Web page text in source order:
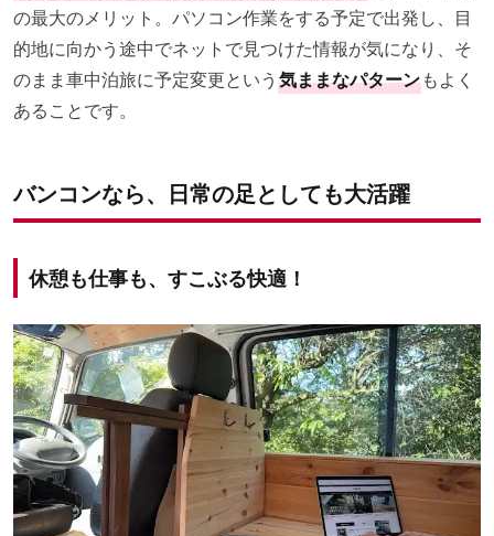
の最大のメリット。パソコン作業をする予定で出発し、目
的地に向かう途中でネットで見つけた情報が気になり、そ
のまま車中泊旅に予定変更という 気ままなパターンもよく
あることです。
バンコンなら、日常の足としても大活躍
休憩も仕事も、すこぶる快適！